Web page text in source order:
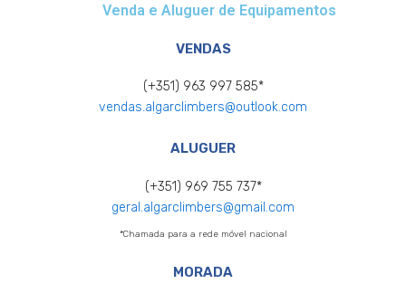
Venda e Aluguer de Equipamentos
VENDAS
(+351) 963 997 585*
vendas.algarclimbers@outlook.com
ALUGUER
(+351) 969 755 737*
geral.algarclimbers@gmail.com
*Chamada para a rede móvel nacional
MORADA